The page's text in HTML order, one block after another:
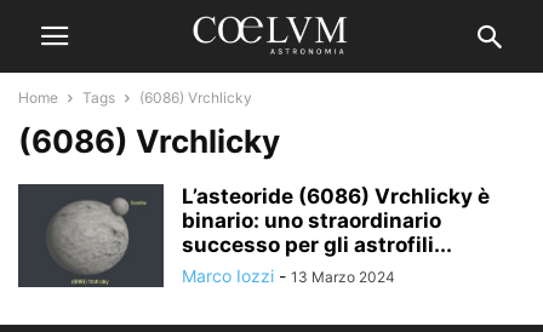
Home Tags (6086) Vrchlicky
(6086) Vrchlicky
L’asteoride (6086) Vrchlicky è
binario: uno straordinario
successo per gli astrofili...
Marco Iozzi - 13 Marzo 2024